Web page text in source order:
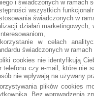
Tarnów Opolski
i świadczonych w ramach
wszystkich
świadczonych w
działań
w celach
świadczonych w ramach
cookies nie identyfikują
telefonu czy e-mail, które nie
nie wpływają na używany
plików cookies
Bez wprowadzenia